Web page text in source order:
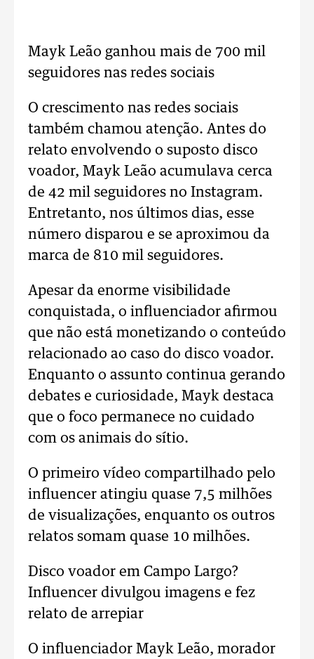
Mayk Leão ganhou mais de 700 mil
seguidores nas redes sociais
O crescimento nas redes sociais
também chamou atenção. Antes do
relato envolvendo o suposto disco
voador, Mayk Leão acumulava cerca
de 42 mil seguidores no Instagram.
Entretanto, nos últimos dias, esse
número disparou e se aproximou da
marca de 810 mil seguidores.
Apesar da enorme visibilidade
conquistada, o influenciador afirmou
que não está monetizando o conteúdo
relacionado ao caso do disco voador.
Enquanto o assunto continua gerando
debates e curiosidade, Mayk destaca
que o foco permanece no cuidado
com os animais do sítio.
O primeiro vídeo compartilhado pelo
influencer atingiu quase 7,5 milhões
de visualizações, enquanto os outros
relatos somam quase 10 milhões.
Disco voador em Campo Largo?
Influencer divulgou imagens e fez
relato de arrepiar
O influenciador Mayk Leão, morador